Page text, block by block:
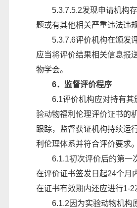
5.3.7.5.2发现申请机构
题或有其他相关严重违法违
5.3.7.6评价机构在颁发
应当将评价结果相关信息报
物学会。
6．监督评价程序
6.1评价机构应对持有其
验动物福利伦理评价证书的
跟踪，监督获证机构持续运
利伦理体系并符合评价要求。
6.1.1初次评价后的第一
在评价证书签发日起24个月
在证书有效期内还应进行1-2
6.1.2因为实验动物机构